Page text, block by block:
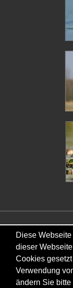
Copyright
Diese
dieser
Cookies
Verwendung
ändern Sie